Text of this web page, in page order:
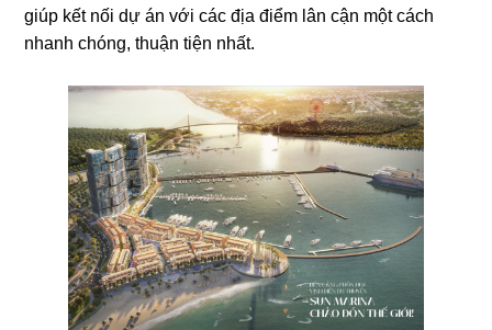
giúp kết nối dự án với các địa điểm lân cận một cách
nhanh chóng, thuận tiện nhất.